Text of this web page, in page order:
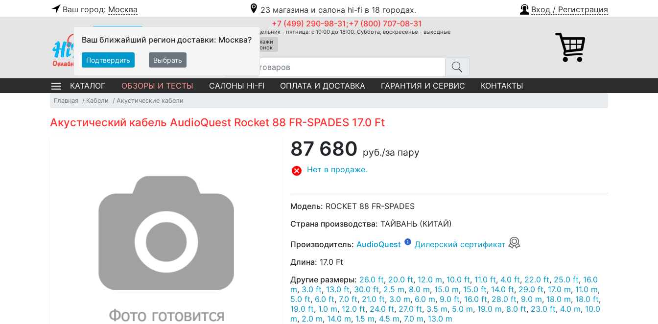
Ваш город: Москва 23 магазина и салона hi-fi в 18 городах. Вход / Регистрация
Ваш ближайший регион доставки: Москва?
Подтвердить Выбрать
+7 (499) 290-98-31;+7 (800) 707-08-31
Понедельник - пятница: с 10:00 до 18:00. Суббота, воскресенье - выходные
Закажи
звонок
КАТАЛОГ ОБЗОРЫ И ТЕСТЫ САЛОНЫ HI-FI ОПЛАТА И ДОСТАВКА ГАРАНТИЯ И СЕРВИС КОНТАКТЫ
Главная Кабели Акустические кабели
Акустический кабель AudioQuest Rocket 88 FR-SPADES 17.0 Ft
87 680 руб./за пару
Нет в продаже.
Модель: ROCKET 88 FR-SPADES
Страна производства: ТАЙВАНЬ (КИТАЙ)
Производитель: AudioQuest
Дилерский сертификат
Длина: 17.0 Ft
Другие размеры: 26.0 ft, 20.0 ft, 12.0 m, 10.0 ft, 11.0 ft, 4.0 ft, 22.0 ft, 25.0 ft, 16.0
m, 3.0 ft, 13.0 ft, 30.0 ft, 2.5 m, 8.0 m, 15.0 m, 15.0 ft, 14.0 ft, 29.0 ft, 17.0 m, 11.0 m,
5.0 ft, 6.0 ft, 7.0 ft, 21.0 ft, 3.0 m, 6.0 m, 9.0 ft, 16.0 ft, 28.0 ft, 9.0 m, 18.0 m, 18.0 ft,
19.0 ft, 1.0 m, 12.0 ft, 24.0 ft, 27.0 ft, 3.5 m, 5.0 m, 19.0 m, 8.0 ft, 23.0 ft, 4.0 m, 10.0
m, 2.0 m, 14.0 m, 1.5 m, 4.5 m, 7.0 m, 13.0 m